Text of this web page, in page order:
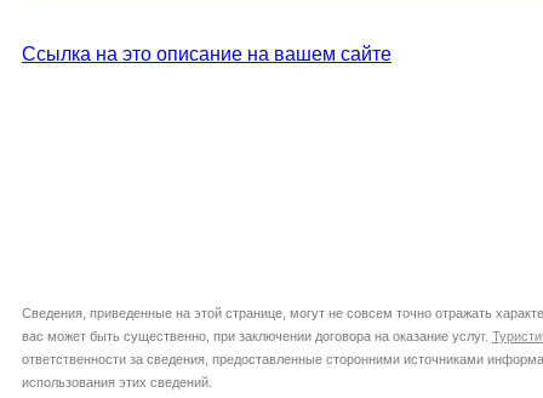
Ссылка на это описание на вашем сайте
Сведения, приведенные на этой странице, могут не совсем точно отражать
вас может быть существенно, при заключении договора на оказание услуг.
ответственности за сведения, предоставленные сторонними источниками
использования этих сведений.